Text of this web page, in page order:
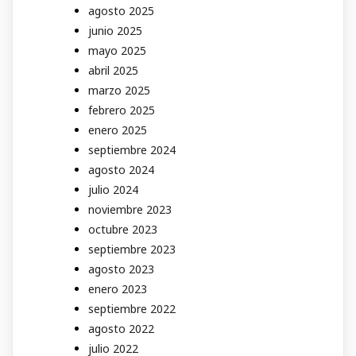
agosto 2025
junio 2025
mayo 2025
abril 2025
marzo 2025
febrero 2025
enero 2025
septiembre 2024
agosto 2024
julio 2024
noviembre 2023
octubre 2023
septiembre 2023
agosto 2023
enero 2023
septiembre 2022
agosto 2022
julio 2022